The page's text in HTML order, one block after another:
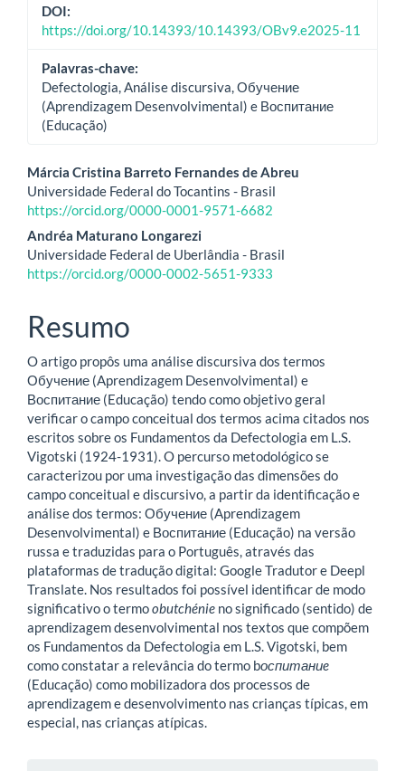
DOI:
https://doi.org/10.14393/10.14393/OBv9.e2025-11
Palavras-chave:
Defectologia, Análise discursiva, Обучение
(Aprendizagem Desenvolvimental) e Воспитание
(Educação)
Conteúdo
do
artigo
principal
Márcia Cristina Barreto Fernandes de Abreu
Universidade Federal do Tocantins - Brasil
https://orcid.org/0000-0001-9571-6682
Andréa Maturano Longarezi
Universidade Federal de Uberlândia - Brasil
https://orcid.org/0000-0002-5651-9333
Resumo
O artigo propôs uma análise discursiva dos termos
Обучение (Aprendizagem Desenvolvimental) e
Воспитание (Educação) tendo como objetivo geral
verificar o campo conceitual dos termos acima citados nos
escritos sobre os Fundamentos da Defectologia em L.S.
Vigotski (1924-1931). O percurso metodológico se
caracterizou por uma investigação das dimensões do
campo conceitual e discursivo, a partir da identificação e
análise dos termos: Обучение (Aprendizagem
Desenvolvimental) e Воспитание (Educação) na versão
russa e traduzidas para o Português, através das
plataformas de tradução digital: Google Tradutor e Deepl
Translate. Nos resultados foi possível identificar de modo
significativo o termoobutchénie no significado (sentido) de
aprendizagem desenvolvimental nos textos que compõem
os Fundamentos da Defectologia em L.S. Vigotski, bem
como constatar a relevância do termo bоспитаниe
(Educação) como mobilizadora dos processos de
aprendizagem e desenvolvimento nas crianças típicas, em
especial, nas crianças atípicas.